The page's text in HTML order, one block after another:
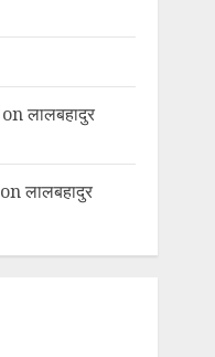
onलालबहादुर
onलालबहादुर